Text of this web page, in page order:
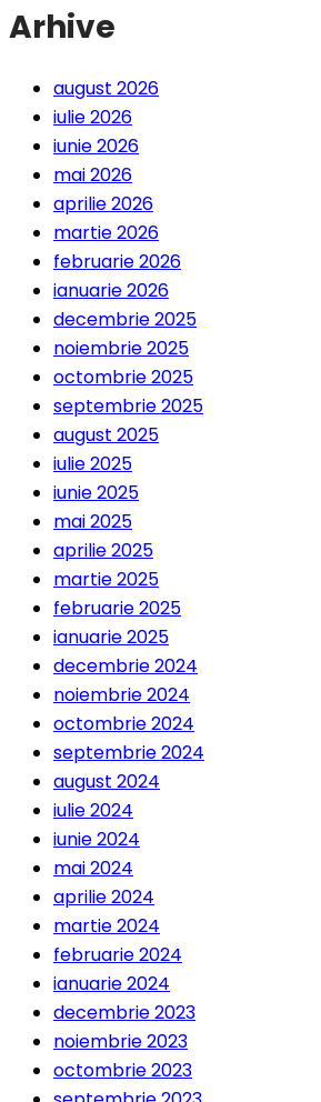
Arhive
august 2026
iulie 2026
iunie 2026
mai 2026
aprilie 2026
martie 2026
februarie 2026
ianuarie 2026
decembrie 2025
noiembrie 2025
octombrie 2025
septembrie 2025
august 2025
iulie 2025
iunie 2025
mai 2025
aprilie 2025
martie 2025
februarie 2025
ianuarie 2025
decembrie 2024
noiembrie 2024
octombrie 2024
septembrie 2024
august 2024
iulie 2024
iunie 2024
mai 2024
aprilie 2024
martie 2024
februarie 2024
ianuarie 2024
decembrie 2023
noiembrie 2023
octombrie 2023